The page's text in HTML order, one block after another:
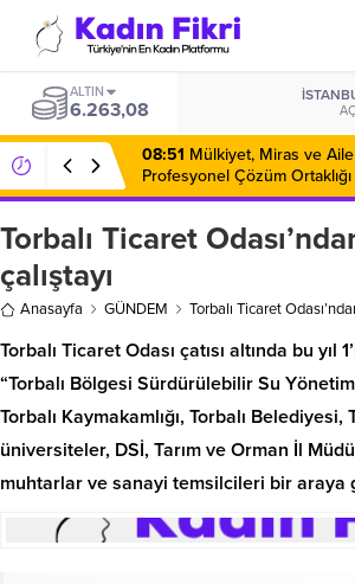
ALTIN
6.263,08
08:51 Mülkiyet, Miras ve
Profesyonel Çözüm Ortaklığı
Torbalı Ticaret
çalıştayı
Anasayfa GÜNDEM Torbalı Ticaret
Torbalı Ticaret Odası çatısı altında bu yıl
“Torbalı Bölgesi Sürdürülebilir Su
Torbalı Kaymakamlığı, Torbalı Belediyesi,
üniversiteler, DSİ, Tarım ve Orman İl
muhtarlar ve sanayi temsilcileri bir araya